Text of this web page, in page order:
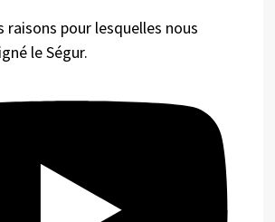
raisons pour lesquelles nous
le Ségur.